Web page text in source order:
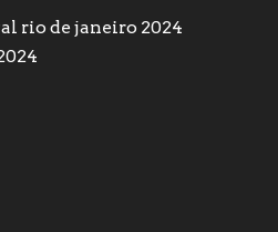
rio de janeiro 2024